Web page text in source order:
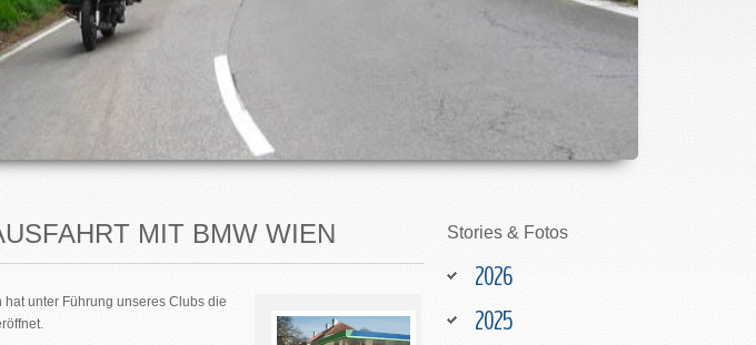
MIT BMW WIEN
unter Führung unseres Clubs die
Stories & Fotos
2026
2025